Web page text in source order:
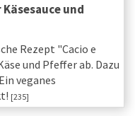
und
Rezept "Cacio e
und Pfeffer ab. Dazu
veganes
[235]